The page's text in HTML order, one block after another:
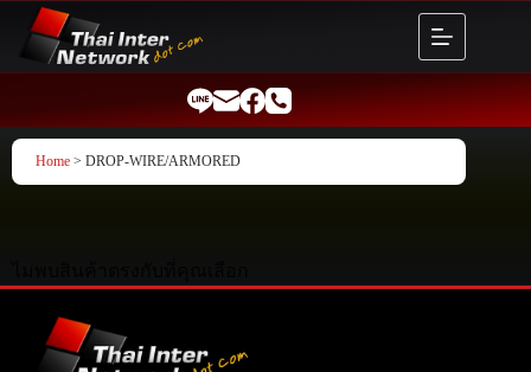
content
Home > DROP-WIRE/ARMORED